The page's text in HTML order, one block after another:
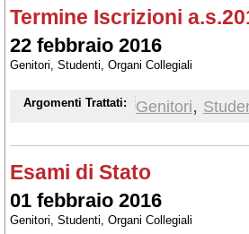
Termine Iscrizioni
22 febbraio 2016
Genitori, Studenti, Organi Collegiali
Argomenti Trattati: Genitori,
Esami di Stato
01 febbraio 2016
Genitori, Studenti, Organi Collegiali